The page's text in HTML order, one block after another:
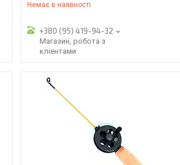
Немає в наявності
+380 (95) 419-94-32
Магазин, робота з
кліентами